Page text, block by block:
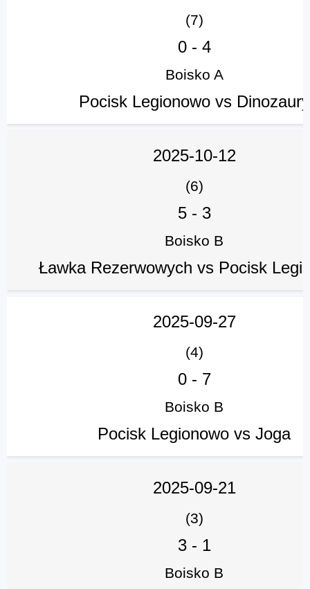
(7)
0- 4
Boisko A
Pocisk Legionowo vs Dinozaury
2025-10-12
(6)
5- 3
Boisko B
Ławka Rezerwowych vs Pocisk
2025-09-27
(4)
0- 7
Boisko B
Pocisk Legionowo vs Joga
2025-09-21
(3)
3- 1
Boisko B